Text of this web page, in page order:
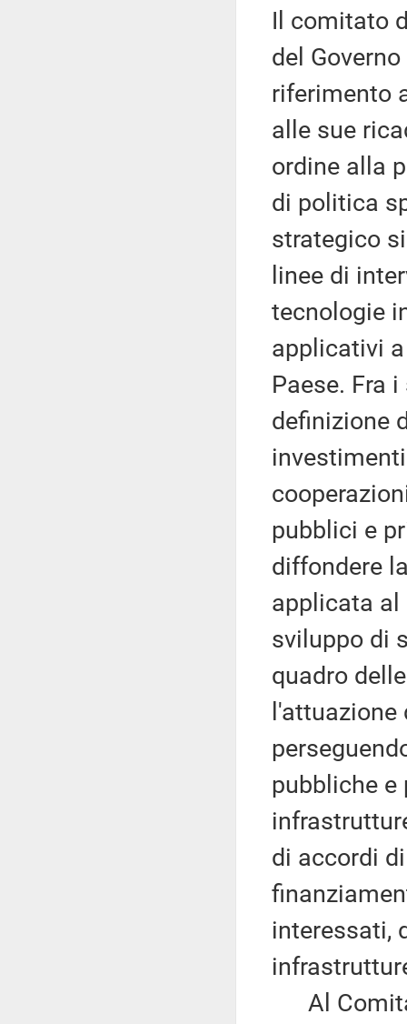
Il comitato
del
riferimento
alle sue
ordine alla
di politica
strategico
linee di
tecnologie
applicativi
Paese. Fra
definizione
pubblici e
diffondere
applicata al
sviluppo di
quadro
pubbliche e
di accordi
interessati,
Al